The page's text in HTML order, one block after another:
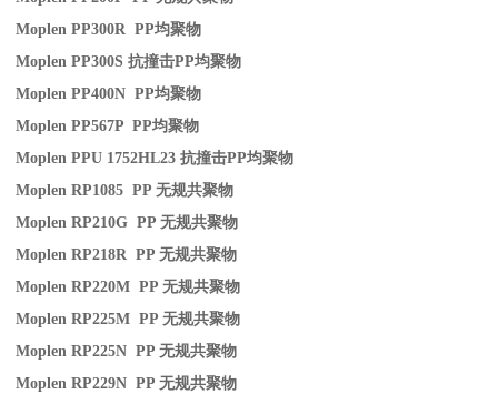
Moplen PP300R PP均聚物
Moplen PP300S抗撞击PP均聚物
Moplen PP400N PP均聚物
Moplen PP567P PP均聚物
Moplen PPU 1752HL23抗撞击PP均聚物
Moplen RP1085 PP无规共聚物
Moplen RP210G PP无规共聚物
Moplen RP218R PP无规共聚物
Moplen RP220M PP无规共聚物
Moplen RP225M PP无规共聚物
Moplen RP225N PP无规共聚物
Moplen RP229N PP无规共聚物